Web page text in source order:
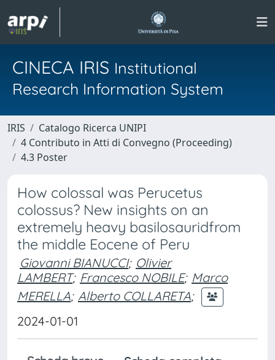
CINECA IRIS Institutional
Research Information System
IRIS
Catalogo Ricerca UNIPI
4 Contributo in Atti di Convegno (Proceeding)
4.3 Poster
How colossal was Perucetus
colossus? New insights on an
extremely heavy basilosauridfrom
the middle Eocene of Peru
Giovanni BIANUCCI; Olivier
LAMBERT; Francesco NOBILE; Marco
MERELLA; Alberto COLLARETA;
2024-01-01